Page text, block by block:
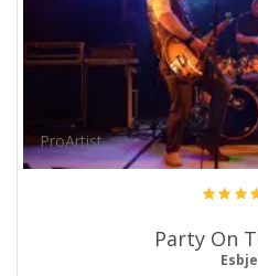
ProArtist
Party On